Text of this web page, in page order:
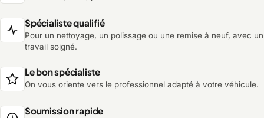
Spécialiste qualifié
Pour un nettoyage, un polissage ou une remise à neuf, avec un
travail soigné.
Le bon spécialiste
On vous oriente vers le professionnel adapté à votre véhicule.
Soumission rapide